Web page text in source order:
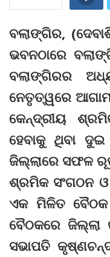
ବଲାଙ୍ଗିର,
ଭବନଠାରେ
ବଲାଙ୍ଗିରର
ନେତୃତ୍ୱରେ
କେନ୍ଦ୍ରୀୟ
ହେବାକୁ ଥିବା
ଜିଲ୍ଲାରେ ସଫଳ
ଶ୍ରମିକ ସଂଗଠନ
ଏକ ମିଳିତ
ବୈଠକରେ ଜିଲ୍ଲା
ସଭାପତି